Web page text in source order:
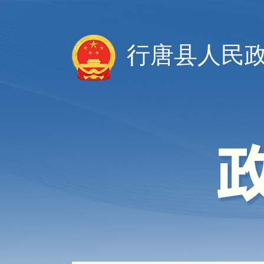
行唐县人民